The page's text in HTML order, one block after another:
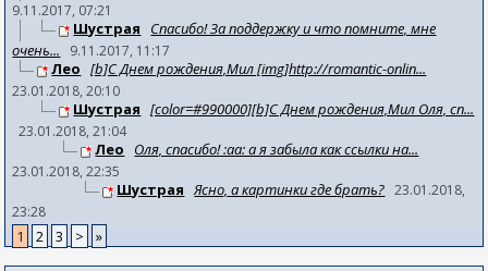
9.11.2017, 07:21
Шустрая
Спасибо! За поддержку и что помните, мне
очень...
9.11.2017, 11:17
Лео [b]С Днем рождения,Мил [img]http://romantic-onlin...
23.01.2018, 20:10
Шустрая [color=#990000][b]С Днем рождения,Мил Оля, сп...
23.01.2018, 21:04
Лео Оля, спасибо! :aa: а я забыла как ссылки на...
23.01.2018, 22:35
Шустрая Ясно, а картинки где брать? 23.01.2018,
23:28
1 2 3 > »